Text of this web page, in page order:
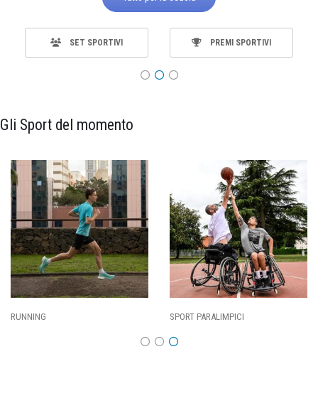
SET SPORTIVI PREMI SPORTIVI
Gli Sport del momento
CALCIO